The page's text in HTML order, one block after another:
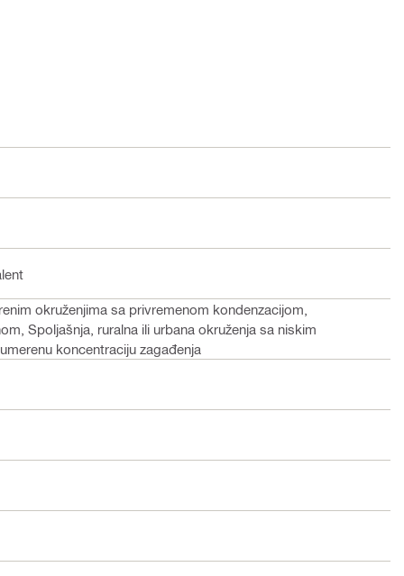
okruženjima sa privremenom kondenzacijom,
Spoljašnja, ruralna ili urbana okruženja sa niskim
koncentraciju zagađenja